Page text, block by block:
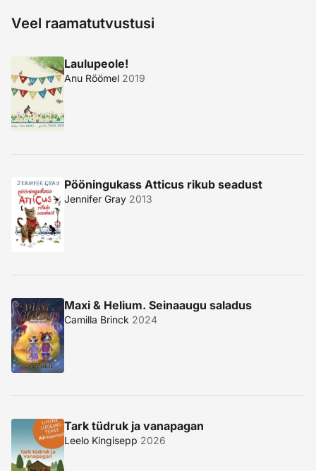
Veel raamatutvustusi
Laulupeole!
Anu Röömel 2019
Pööningukass Atticus rikub seadust
Jennifer Gray 2013
Maxi & Helium. Seinaaugu saladus
Camilla Brinck 2024
Tark tüdruk ja vanapagan
Leelo Kingisepp 2026